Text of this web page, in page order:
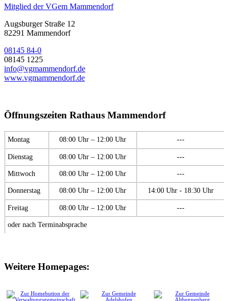
Mitglied der VGem Mammendorf
Augsburger Straße 12
82291 Mammendorf
08145 84-0
08145 1225
info@vgmammendorf.de
www.vgmammendorf.de
Öffnungszeiten Rathaus Mammendorf
Montag 08:00 Uhr – 12:00 Uhr ---
Dienstag 08:00 Uhr – 12:00 Uhr ---
Mittwoch 08:00 Uhr – 12:00 Uhr ---
Donnerstag 08:00 Uhr – 12:00 Uhr 14:00 Uhr - 18:30 Uhr
Freitag 08:00 Uhr – 12:00 Uhr ---
oder nach Terminabsprache
Weitere Homepages: